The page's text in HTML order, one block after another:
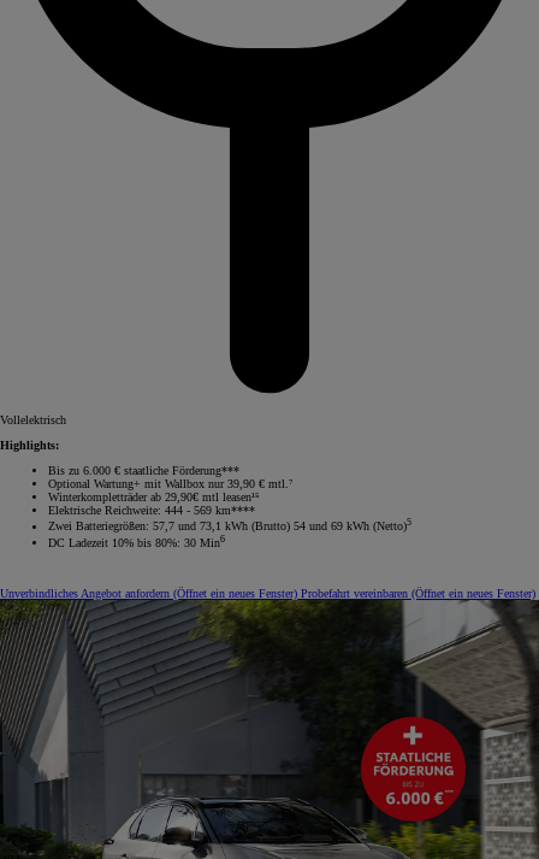
Vollelektrisch
Highlights:
Bis zu 6.000 € staatliche Förderung***
Optional Wartung+ mit Wallbox nur 39,90 € mtl.⁷
Winterkompletträder ab 29,90€ mtl leasen¹⁵
Elektrische Reichweite: 444 - 569 km****
Zwei Batteriegrößen: 57,7 und 73,1 kWh (Brutto) 54 und 69 kWh (Netto)5
DC Ladezeit 10% bis 80%: 30 Min6
Unverbindliches Angebot anfordern (Öffnet ein neues Fenster) Probefahrt vereinbaren (Öffnet ein neues Fenster)